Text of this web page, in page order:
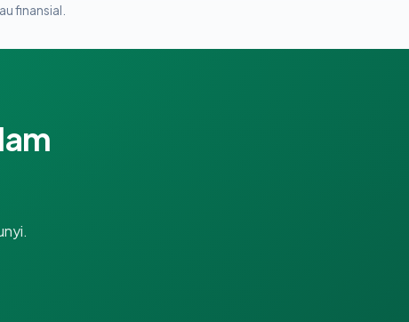
finansial.